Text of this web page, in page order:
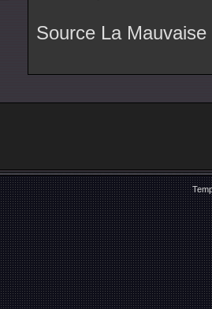
Source La Mauvaise